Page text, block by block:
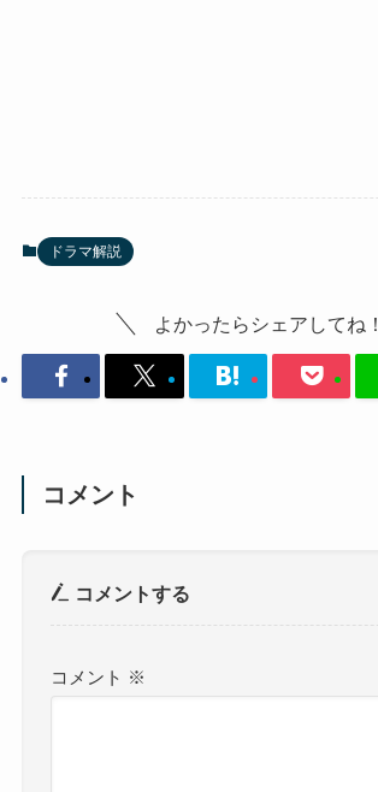
ドラマ解説
よかったらシェアしてね！
コメント
コメントする
コメント ※